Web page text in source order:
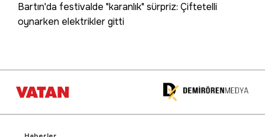
Bartın'da festivalde "karanlık" sürpriz: Çiftetelli
oynarken elektrikler gitti